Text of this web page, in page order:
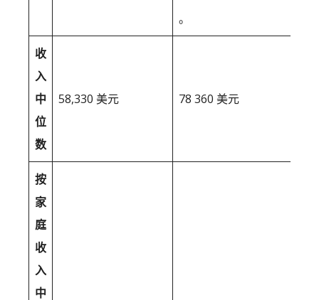
。
收
入
中
位
数
58,330 美元 78 360 美元
按
家
庭
收
入
中